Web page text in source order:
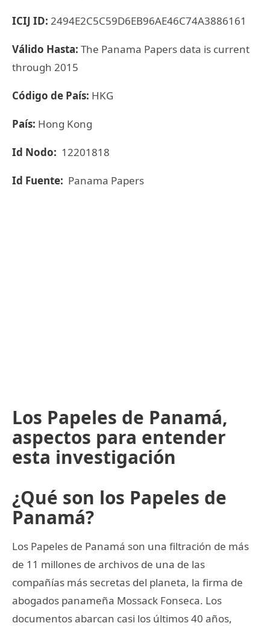
ICIJ ID: 2494E2C5C59D6EB96AE46C74A3886161
Válido Hasta: The Panama Papers data is current
through 2015
Código de País: HKG
País: Hong Kong
Id Nodo: 12201818
Id Fuente: Panama Papers
Los Papeles de Panamá,
aspectos para entender
esta investigación
¿Qué son los Papeles de
Panamá?
Los Papeles de Panamá son una filtración de más
de 11 millones de archivos de una de las
compañías más secretas del planeta, la firma de
abogados panameña Mossack Fonseca. Los
documentos abarcan casi los últimos 40 años,